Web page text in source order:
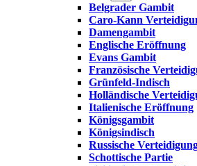
Belgrader Gambit
Caro-Kann
Damengambit
Englische Eröffnung
Evans Gambit
Französische
Grünfeld-Indisch
Holländische
Italienische Eröffnung
Königsgambit
Königsindisch
Russische
Schottische Partie